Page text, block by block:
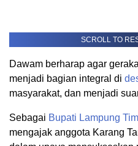
SCROLL TO
Dawam berharap agar
menjadi bagian integral di
masyarakat, dan menjadi
Sebagai Bupati Lampung
mengajak anggota Karang